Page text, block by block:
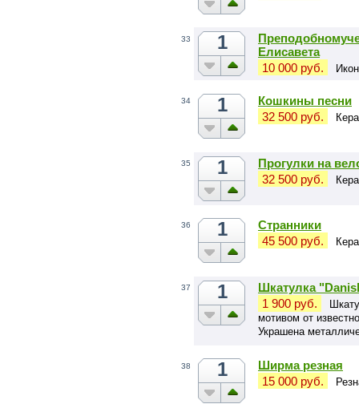
33 1
Елисавета
10 000 руб.
34 1
Кошкины песни
32 500 руб.
35 1
Прогулки на
32 500 руб.
36 1
Странники
45 500 руб.
37 1
Шкатулка
1 900 руб.
мотивом от
Украшена
38 1
Ширма резная
15 000 руб.